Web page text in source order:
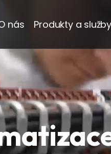
nás Produkty a služby